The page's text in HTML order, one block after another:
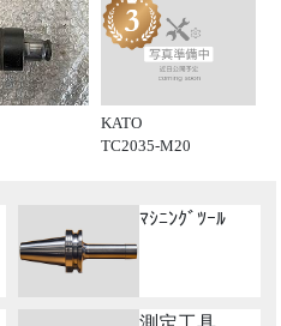
KATO
TC2035-M20
ﾏｼﾆﾝｸﾞﾂｰﾙ